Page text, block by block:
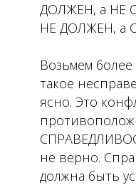
ДОЛЖЕН, а НЕ
НЕ ДОЛЖЕН, а
Возьмем
такое
ясно. Это
не верно.
должна быть